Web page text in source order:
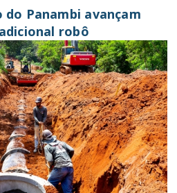
do Panambi avançam
robô